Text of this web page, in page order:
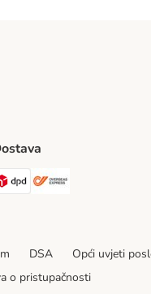
Method
DPD Shipping Method
DSA Opći uvjeti
o pristupačnosti